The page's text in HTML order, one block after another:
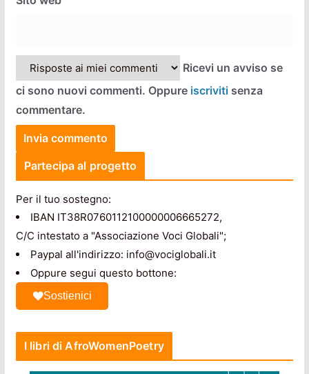
Ricevi un avviso se
ci sono nuovi commenti. Oppure iscrivitisenza
commentare.
Partecipa al progetto
Per il tuo sostegno:
IBAN IT38R0760112100000006665272,
C/C intestato a "Associazione Voci Globali";
Paypal all'indirizzo: info@vociglobali.it
Oppure segui questo bottone:
Sostienici
I libri di AfroWomenPoetry